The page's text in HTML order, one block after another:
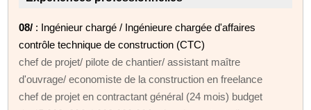
08/ : Ingénieur chargé / Ingénieure chargée d'affaires
contrôle technique de construction (CTC)
chef de projet/ pilote de chantier/ assistant maître
d'ouvrage/ economiste de la construction en freelance
chef de projet en contractant général (24 mois) budget